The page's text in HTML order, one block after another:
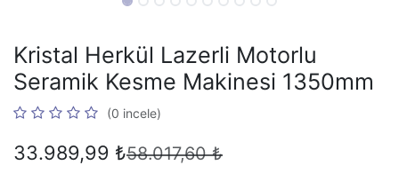
Kristal Herkül Lazerli Motorlu
Seramik Kesme Makinesi 1350mm
(0 incele)
33.989,99 ₺58.017,60₺